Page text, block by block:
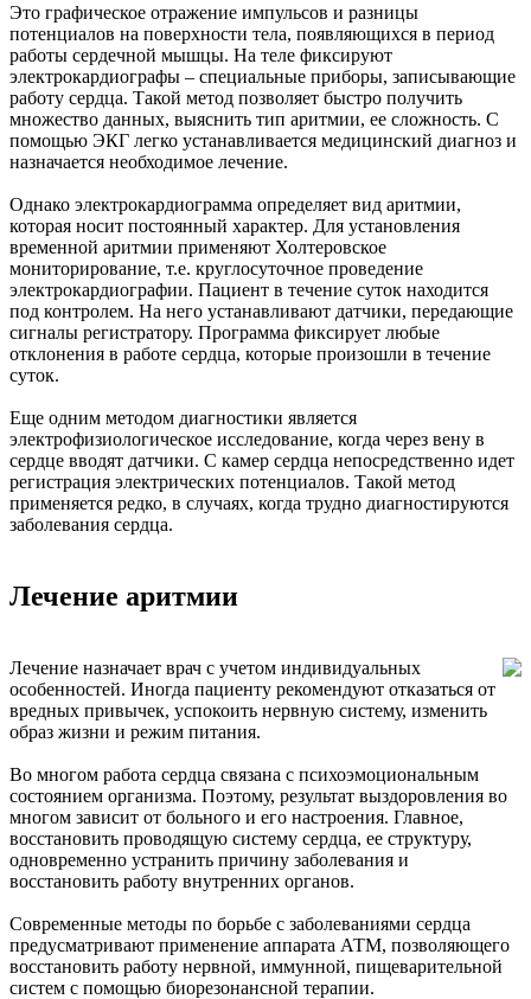
Это графическое отражение импульсов и разницы
потенциалов на поверхности тела, появляющихся в период
работы сердечной мышцы. На теле фиксируют
электрокардиографы – специальные приборы, записывающие
работу сердца. Такой метод позволяет быстро получить
множество данных, выяснить тип аритмии, ее сложность. С
помощью ЭКГ легко устанавливается медицинский диагноз и
назначается необходимое лечение.
Однако электрокардиограмма определяет вид аритмии,
которая носит постоянный характер. Для установления
временной аритмии применяют Холтеровское
мониторирование, т.е. круглосуточное проведение
электрокардиографии. Пациент в течение суток находится
под контролем. На него устанавливают датчики, передающие
сигналы регистратору. Программа фиксирует любые
отклонения в работе сердца, которые произошли в течение
суток.
Еще одним методом диагностики является
электрофизиологическое исследование, когда через вену в
сердце вводят датчики. С камер сердца непосредственно идет
регистрация электрических потенциалов. Такой метод
применяется редко, в случаях, когда трудно диагностируются
заболевания сердца.
Лечение аритмии
Лечение назначает врач с учетом индивидуальных
особенностей. Иногда пациенту рекомендуют отказаться от
вредных привычек, успокоить нервную систему, изменить
образ жизни и режим питания.
Во многом работа сердца связана с психоэмоциональным
состоянием организма. Поэтому, результат выздоровления во
многом зависит от больного и его настроения. Главное,
восстановить проводящую систему сердца, ее структуру,
одновременно устранить причину заболевания и
восстановить работу внутренних органов.
Современные методы по борьбе с заболеваниями сердца
предусматривают применение аппарата АТМ, позволяющего
восстановить работу нервной, иммунной, пищеварительной
систем с помощью биорезонансной терапии.